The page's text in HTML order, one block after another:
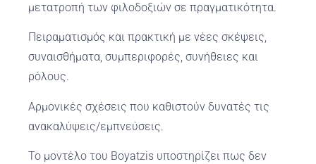
μετατροπή των φιλοδοξιών σε πραγματικότητα.
Πειραματισμός και πρακτική με νέες σκέψεις,
συναισθήματα, συμπεριφορές, συνήθειες και
ρόλους.
Αρμονικές σχέσεις που καθιστούν δυνατές τις
ανακαλύψεις/εμπνεύσεις.
Το μοντέλο του Boyatzis υποστηρίζει πως δεν